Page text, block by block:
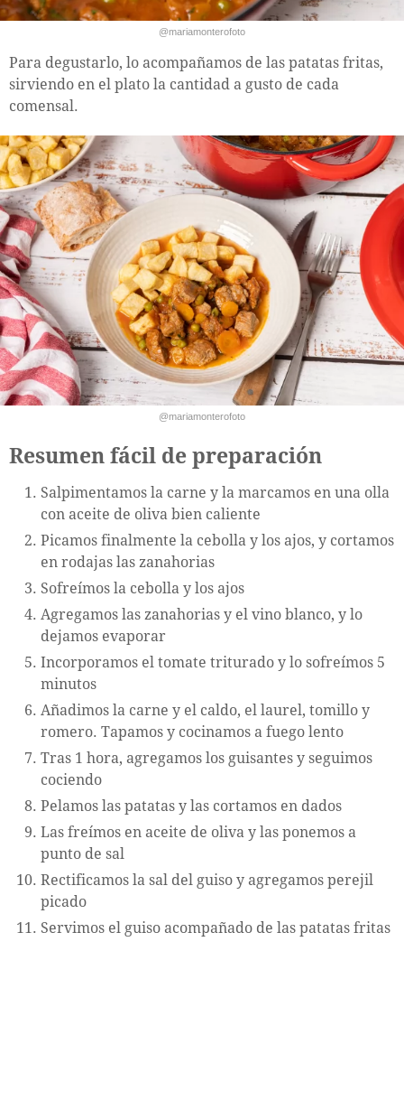
@mariamonterofoto
Para degustarlo, lo acompañamos de las patatas fritas,
sirviendo en el plato la cantidad a gusto de cada
comensal.
@mariamonterofoto
Resumen fácil de preparación
Salpimentamos la carne y la marcamos en una olla
con aceite de oliva bien caliente
Picamos finalmente la cebolla y los ajos, y cortamos
en rodajas las zanahorias
Sofreímos la cebolla y los ajos
Agregamos las zanahorias y el vino blanco, y lo
dejamos evaporar
Incorporamos el tomate triturado y lo sofreímos 5
minutos
Añadimos la carne y el caldo, el laurel, tomillo y
romero. Tapamos y cocinamos a fuego lento
Tras 1 hora, agregamos los guisantes y seguimos
cociendo
Pelamos las patatas y las cortamos en dados
Las freímos en aceite de oliva y las ponemos a
punto de sal
Rectificamos la sal del guiso y agregamos perejil
picado
Servimos el guiso acompañado de las patatas fritas